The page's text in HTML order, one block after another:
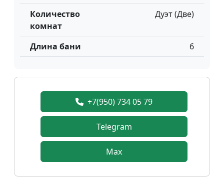
Количество
комнат
Дуэт (Две)
Длина бани 6
+7(950) 734 05 79
Telegram
Max